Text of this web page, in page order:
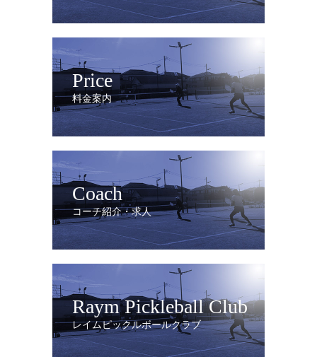
Price
料金案内
Coach
コーチ紹介・求人
Raym Pickleball Club
レイムピックルボールクラブ